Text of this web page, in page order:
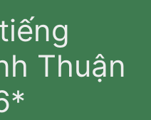
Thuận